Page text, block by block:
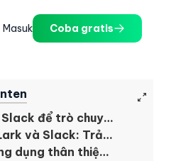
Masuk Coba gratis
trò chuyện, Lark để cộng tác
Trả ít hơn, nhận nhiều hơn với Lark
thân thiện, tiện lợi hơn